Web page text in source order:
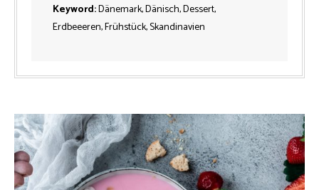
Keyword:Dänemark, Dänisch, Dessert,
Erdbeeeren, Frühstück, Skandinavien